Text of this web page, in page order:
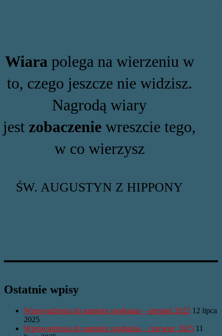
Wiara polega na wierzeniu w
to, czego jeszcze nie widzisz.
Nagrodą wiary
jest zobaczenie wreszcie tego,
w co wierzysz
ŚW. AUGUSTYN Z HIPPONY
Ostatnie wpisy
Wprowadzenia do namiotu spotkania – sierpień 2025 12 lipca
2025
Wprowadzenia do namiotu spotkania – czerwiec 2025 11